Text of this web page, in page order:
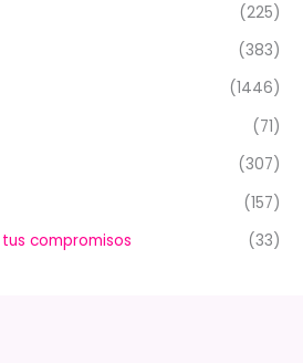
(225)
(383)
(1446)
(71)
(307)
(157)
compromisos
(33)